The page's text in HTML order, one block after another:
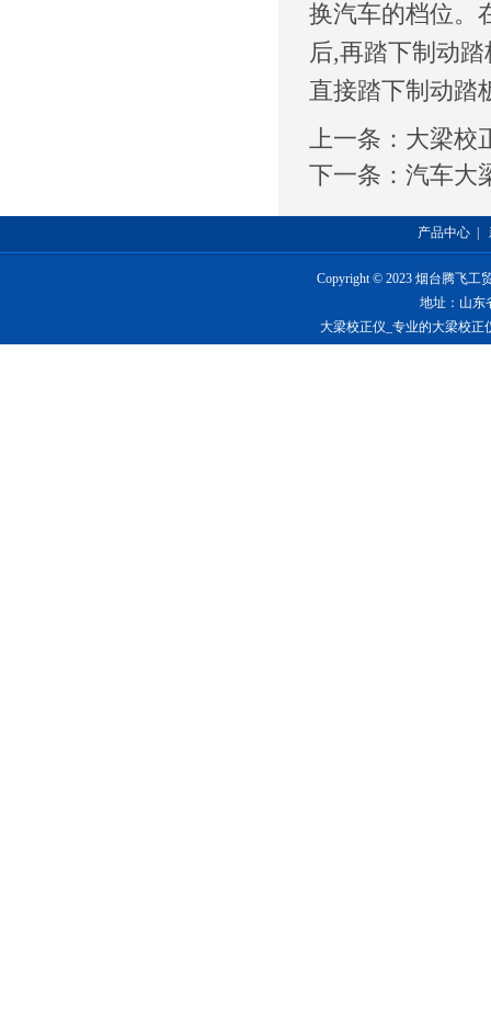
换汽车的档位。
后,再踏下制动
直接踏下制动踏
上一条： 大梁校
下一条： 汽车大
产品中心
Copyright © 2023 烟台腾飞工
地址：山东
大梁校正仪_专业的大梁校